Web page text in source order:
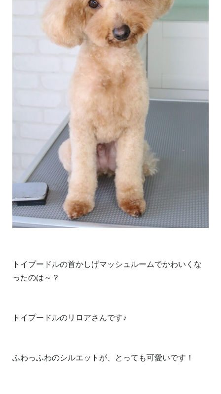
トイプードルの首かしげマッシュルームでかわいくな
ったのは～？
トイプードルのリロアさんです♪
ふわっふわのシルエットが、とっても可愛いです！